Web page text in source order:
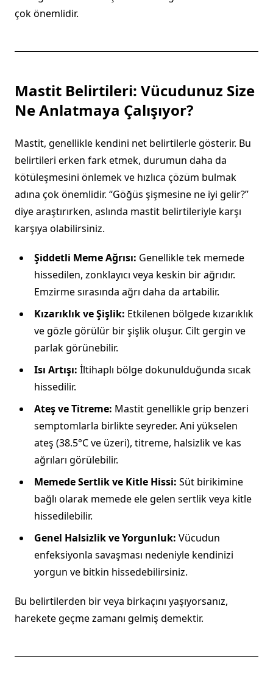
çok önemlidir.
Mastit Belirtileri: Vücudunuz Size
Ne Anlatmaya Çalışıyor?
Mastit, genellikle kendini net belirtilerle gösterir. Bu
belirtileri erken fark etmek, durumun daha da
kötüleşmesini önlemek ve hızlıca çözüm bulmak
adına çok önemlidir. “Göğüs şişmesine ne iyi gelir?”
diye araştırırken, aslında mastit belirtileriyle karşı
karşıya olabilirsiniz.
Şiddetli Meme Ağrısı: Genellikle tek memede
hissedilen, zonklayıcı veya keskin bir ağrıdır.
Emzirme sırasında ağrı daha da artabilir.
Kızarıklık ve Şişlik: Etkilenen bölgede kızarıklık
ve gözle görülür bir şişlik oluşur. Cilt gergin ve
parlak görünebilir.
Isı Artışı: İltihaplı bölge dokunulduğunda sıcak
hissedilir.
Ateş ve Titreme: Mastit genellikle grip benzeri
semptomlarla birlikte seyreder. Ani yükselen
ateş (38.5°C ve üzeri), titreme, halsizlik ve kas
ağrıları görülebilir.
Memede Sertlik ve Kitle Hissi: Süt birikimine
bağlı olarak memede ele gelen sertlik veya kitle
hissedilebilir.
Genel Halsizlik ve Yorgunluk: Vücudun
enfeksiyonla savaşması nedeniyle kendinizi
yorgun ve bitkin hissedebilirsiniz.
Bu belirtilerden bir veya birkaçını yaşıyorsanız,
harekete geçme zamanı gelmiş demektir.